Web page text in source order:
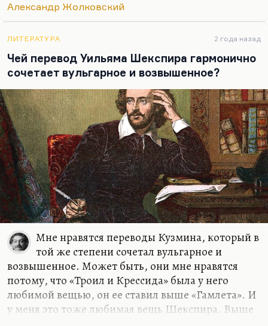
срабатывает не потому, что вы узнаёте текст, а
архетипический сюжет.
Александр Жолковский
ЛИТЕРАТУРА 2 года назад
Чей перевод Уильяма Шекспира гармонично
сочетает вульгарное и возвышенное?
Мне нравятся переводы Кузмина, который в
той же степени сочетал вульгарное и
возвышенное. Может быть, они мне нравятся
потому, что «Троил и Крессида» была у него
любимой вещью, он ее ставил выше «Гамлета». И
у меня это тоже любимая вещь Шекспира. Выше